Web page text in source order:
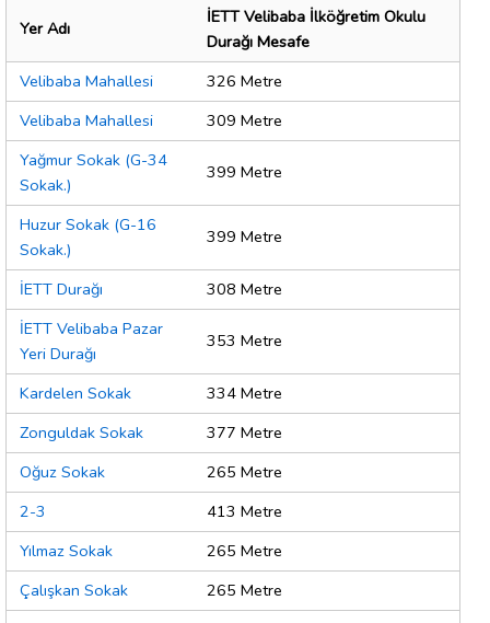
Yer Adı
İETT Velibaba İlköğretim Okulu
Durağı Mesafe
Velibaba Mahallesi
326 Metre
Velibaba Mahallesi
309 Metre
Yağmur Sokak (G-34
Sokak.)
399 Metre
Huzur Sokak (G-16
Sokak.)
399 Metre
İETT Durağı
308 Metre
İETT Velibaba Pazar
Yeri Durağı
353 Metre
Kardelen Sokak
334 Metre
Zonguldak Sokak
377 Metre
Oğuz Sokak
265 Metre
2-3
413 Metre
Yılmaz Sokak
265 Metre
Çalışkan Sokak
265 Metre